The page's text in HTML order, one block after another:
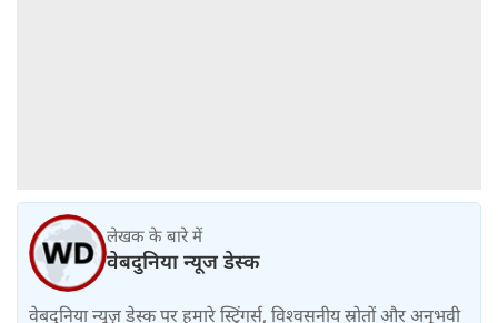
लेखक के बारे में
वेबदुनिया न्यूज डेस्क
वेबदुनिया न्यूज़ डेस्क पर हमारे स्ट्रिंगर्स, विश्वसनीय स्रोतों और अनुभवी